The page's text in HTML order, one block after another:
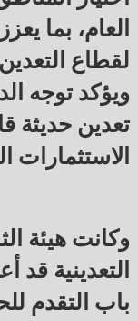
العام، بما
لقطاع
ويؤكد توجه
تعدين حديثة
الاستثمارات
وكانت هيئة
التعدينية
باب التقدم